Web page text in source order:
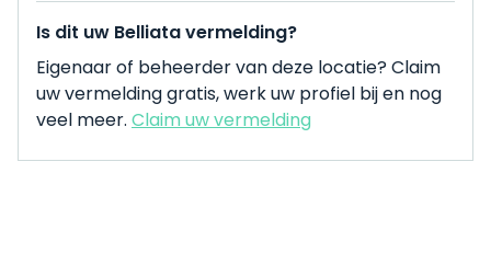
Is dit uw Belliata vermelding?
Eigenaar of beheerder van deze locatie? Claim
uw vermelding gratis, werk uw profiel bij en nog
veel meer. Claim uw vermelding